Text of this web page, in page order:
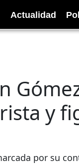
Actualidad
y
por su